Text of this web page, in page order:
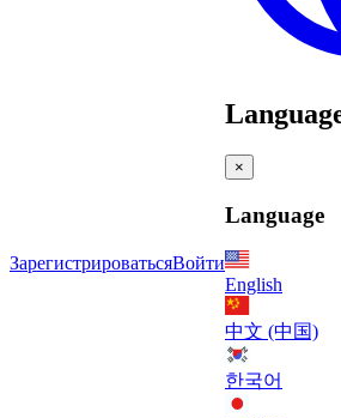
ЗарегистрироватьсяВойти
×
Language
English
中文 (中国)
한국어